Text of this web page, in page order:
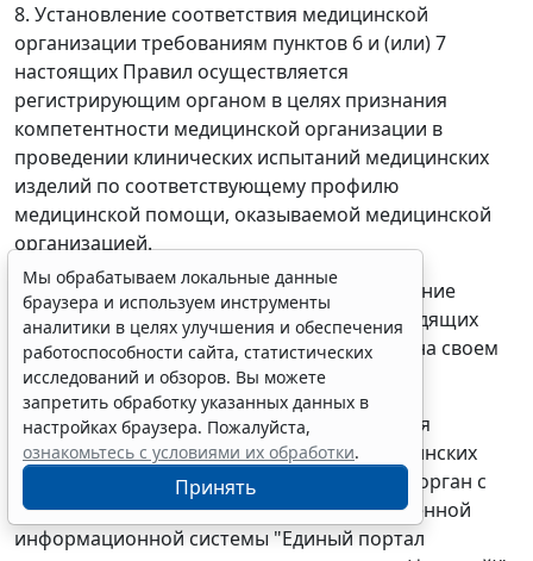
8. Установление соответствия медицинской
организации требованиям пунктов 6 и (или) 7
настоящих Правил осуществляется
регистрирующим органом в целях признания
компетентности медицинской организации в
проведении клинических испытаний медицинских
изделий по соответствующему профилю
медицинской помощи, оказываемой медицинской
организацией.
Регистрирующий орган осуществляет ведение
перечня медицинских организаций, проводящих
клинические испытания, и размещает его на своем
официальном сайте в сети "Интернет".
9. Медицинская организация, планирующая
проводить клинические испытания медицинских
изделий, представляет в регистрирующий орган с
использованием федеральной государственной
информационной системы "Единый портал
Мы обрабатываем локальные данные
браузера и используем инструменты
аналитики в целях улучшения и обеспечения
работоспособности сайта, статистических
исследований и обзоров. Вы можете
запретить обработку указанных данных в
настройках браузера. Пожалуйста,
ознакомьтесь с условиями их обработки.
Принять